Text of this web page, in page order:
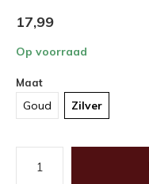
17,99
Op voorraad
Maat
Goud Zilver